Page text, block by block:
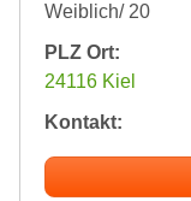
Weiblich/ 20
PLZ Ort:
24116 Kiel
Kontakt: